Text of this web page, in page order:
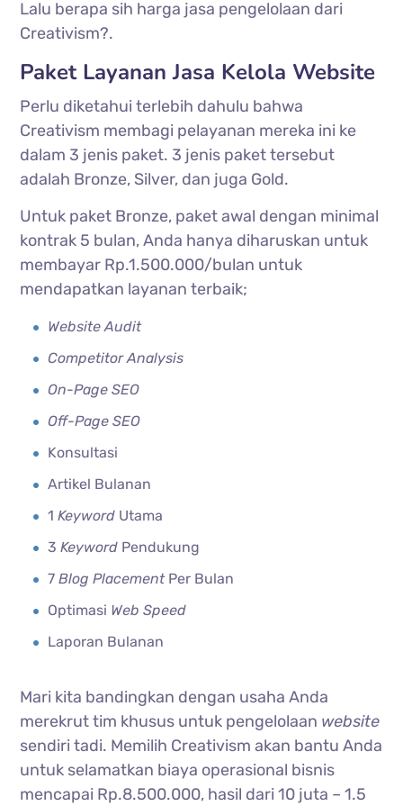
Lalu berapa sih harga jasa pengelolaan dari
Creativism?.
Paket Layanan Jasa Kelola Website
Perlu diketahui terlebih dahulu bahwa
Creativism membagi pelayanan mereka ini ke
dalam 3 jenis paket. 3 jenis paket tersebut
adalah Bronze, Silver, dan juga Gold.
Untuk paket Bronze, paket awal dengan minimal
kontrak 5 bulan, Anda hanya diharuskan untuk
membayar Rp.1.500.000/bulan untuk
mendapatkan layanan terbaik;
Website Audit
Competitor Analysis
On-Page SEO
Off-Page SEO
Konsultasi
Artikel Bulanan
1Keyword Utama
3Keyword Pendukung
7Blog PlacementPer Bulan
Optimasi Web Speed
Laporan Bulanan
Mari kita bandingkan dengan usaha Anda
merekrut tim khusus untuk pengelolaan website
sendiri tadi. Memilih Creativism akan bantu Anda
untuk selamatkan biaya operasional bisnis
mencapai Rp.8.500.000, hasil dari 10 juta – 1.5